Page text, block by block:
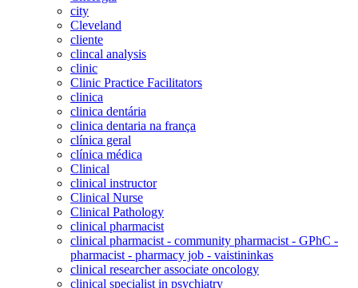
city
Cleveland
cliente
clincal analysis
clinic
Clinic Practice Facilitators
clinica
clinica dentária
clinica dentaria na frança
clínica geral
clínica médica
Clinical
clinical instructor
Clinical Nurse
Clinical Pathology
clinical pharmacist
clinical pharmacist - community pharmacist - GPhC -
pharmacist - pharmacy job - vaistininkas
clinical researcher associate oncology
clinical specialist in psychiatry